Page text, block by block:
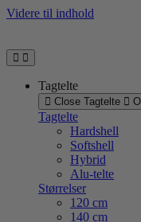
Videre til indhold
Tagtelte
Close Tagtelte
Tagtelte
Hardshell
Softshell
Hybrid
Alu-telte
Størrelser
120 cm
140 cm